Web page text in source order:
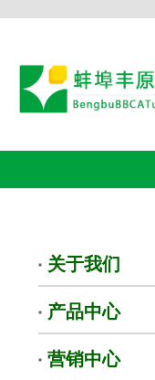
关于我们
产品中心
营销中心